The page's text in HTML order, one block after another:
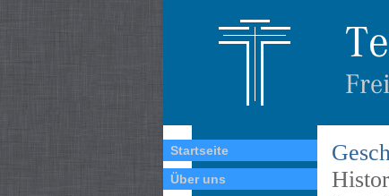
Startseite
Über uns